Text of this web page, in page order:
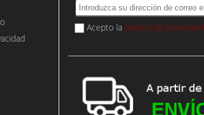
Acepto la política de privacidad